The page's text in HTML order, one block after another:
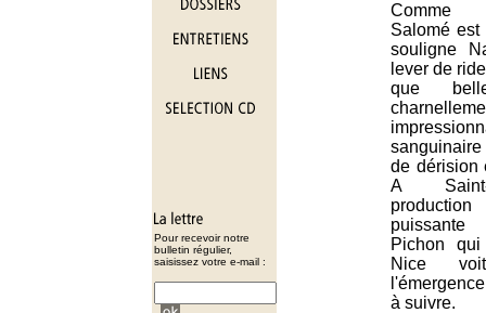
Pour recevoir notre
bulletin régulier,
saisissez votre e-mail :
Comme
Salomé est
souligne
lever de
que
de dérision
A
puissante
Pichon
Nice
à suivre.